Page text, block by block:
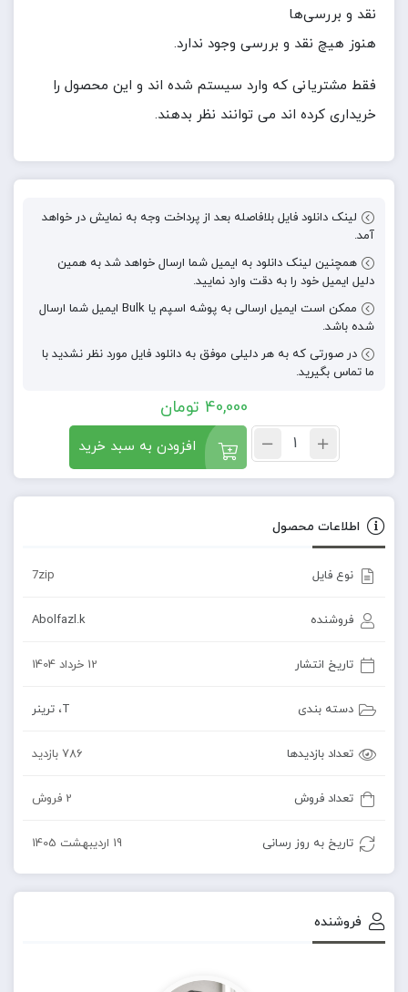
نقد و بررسی‌ها
هنوز هیچ نقد و بررسی وجود ندارد.
فقط مشتریانی که وارد سیستم شده اند و این محصول را
خریداری کرده اند می توانند نظر بدهند.
لینک دانلود فایل بلافاصله بعد از پرداخت وجه به نمایش در خواهد
آمد.
همچنین لینک دانلود به ایمیل شما ارسال خواهد شد به همین
دلیل ایمیل خود را به دقت وارد نمایید.
ممکن است ایمیل ارسالی به پوشه اسپم یا Bulk ایمیل شما ارسال
شده باشد.
در صورتی که به هر دلیلی موفق به دانلود فایل مورد نظر نشدید با
ما تماس بگیرید.
40,000 تومان
افزودن به سبد خرید
اطلاعات محصول
نوع فایل 7zip
فروشنده Abolfazl.k
تاریخ انتشار 12 خرداد 1404
دسته بندی T، ترینر
تعداد بازدیدها 786 بازدید
تعداد فروش 2 فروش
تاریخ به روز رسانی 19 اردیبهشت 1405
فروشنده